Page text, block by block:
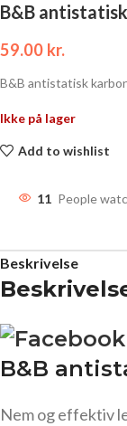
B&B
59.00 kr.
B&B antistatisk
Ikke på lager
Add to wishlist
11 People
Beskrivelse
B&B
Nem og effektiv